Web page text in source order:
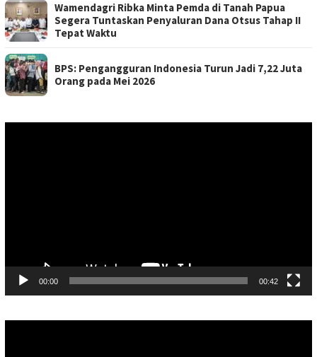
Wamendagri Ribka Minta Pemda di Tanah Papua
Segera Tuntaskan Penyaluran Dana Otsus Tahap II
Tepat Waktu
BPS: Pengangguran Indonesia Turun Jadi 7,22 Juta
Orang pada Mei 2026
00:00 00:42